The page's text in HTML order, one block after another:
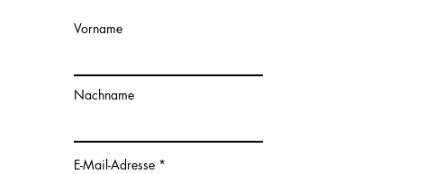
Vorname
Nachname
E-Mail-Adresse